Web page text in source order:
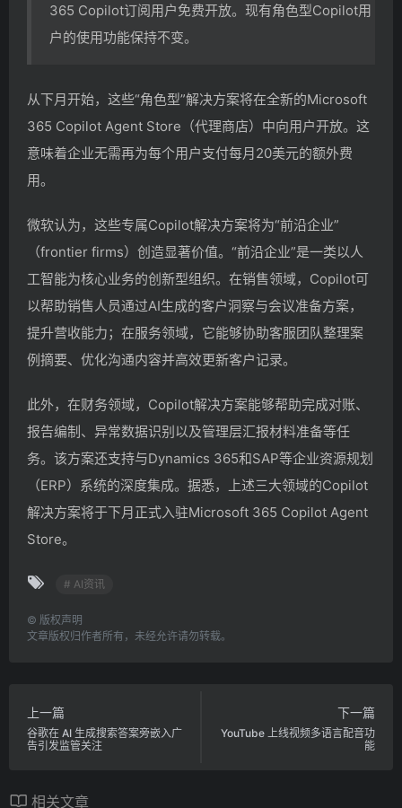
365 Copilot订阅用户免费开放。现有角色型Copilot用
户的使用功能保持不变。
从下月开始，这些“角色型”解决方案将在全新的Microsoft
365 Copilot Agent Store（代理商店）中向用户开放。这
意味着企业无需再为每个用户支付每月20美元的额外费
用。
微软认为，这些专属Copilot解决方案将为“前沿企业”
（frontier firms）创造显著价值。“前沿企业”是一类以人
工智能为核心业务的创新型组织。在销售领域，Copilot可
以帮助销售人员通过AI生成的客户洞察与会议准备方案，
提升营收能力；在服务领域，它能够协助客服团队整理案
例摘要、优化沟通内容并高效更新客户记录。
此外，在财务领域，Copilot解决方案能够帮助完成对账、
报告编制、异常数据识别以及管理层汇报材料准备等任
务。该方案还支持与Dynamics 365和SAP等企业资源规划
（ERP）系统的深度集成。据悉，上述三大领域的Copilot
解决方案将于下月正式入驻Microsoft 365 Copilot Agent
Store。
# AI资讯
© 版权声明
文章版权归作者所有，未经允许请勿转载。
上一篇
谷歌在 AI 生成搜索答案旁嵌入广
告引发监管关注
下一篇
YouTube 上线视频多语言配音功
能
相关文章